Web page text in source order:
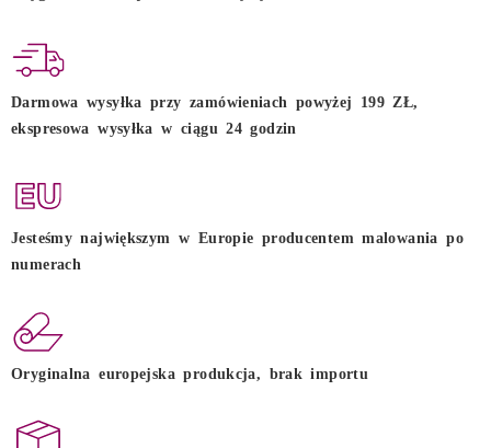
Darmowa wysyłka przy zamówieniach powyżej 199 ZŁ,
ekspresowa wysyłka w ciągu 24 godzin
Jesteśmy największym w Europie producentem malowania po
numerach
Oryginalna europejska produkcja, brak importu